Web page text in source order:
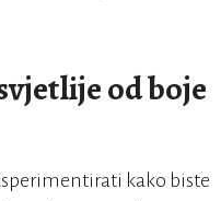
od boje
kako biste